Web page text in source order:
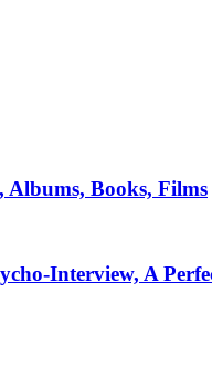
Albums, Books, Films
Interview, A